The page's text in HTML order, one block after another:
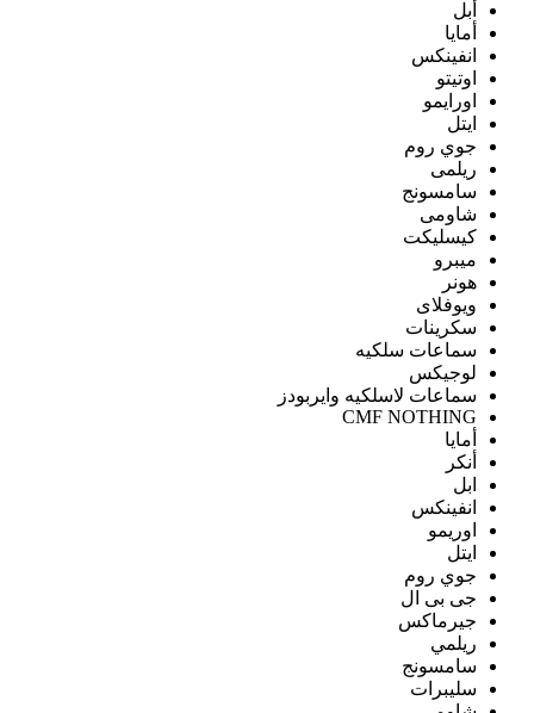
أبل
أمايا
انفينكس
اوتيتو
اورايمو
ايتل
جوي روم
ريلمى
سامسونج
شاومى
كيسليكت
ميبرو
هونر
ويوفلاى
سكرينات
سماعات سلكيه
لوجيكس
سماعات لاسلكيه وايربودز
CMF NOTHING
أمايا
أنكر
ابل
انفينكس
اوريمو
ايتل
جوي روم
جى بى ال
جيرماكس
ريلمي
سامسونج
سليبرات